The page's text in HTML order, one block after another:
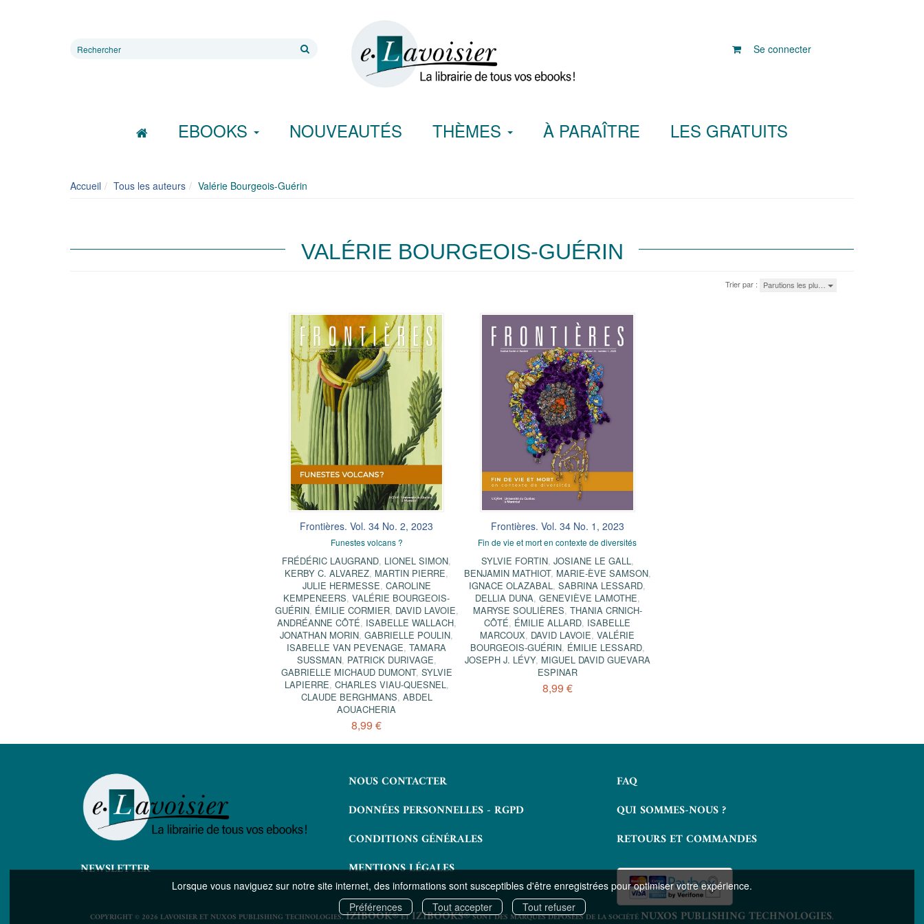
Lorsque vous naviguez sur notre site internet, des informations sont susceptibles d'être enregistrées pour optimiser votre expérience.
Préférences
Tout accepter Tout refuser
Rechercher
Se connecter
EBOOKS NOUVEAUTÉS THÈMES À PARAÎTRE LES GRATUITS
Accueil Tous les auteurs Valérie Bourgeois-Guérin
VALÉRIE BOURGEOIS-GUÉRIN
Trier par : Parutions les plu…
Frontières. Vol. 34 No. 2, 2023
Funestes volcans ?
FRÉDÉRIC LAUGRAND, LIONEL SIMON,
KERBY C. ALVAREZ, MARTIN PIERRE,
JULIE HERMESSE, CAROLINE
KEMPENEERS,VALÉRIE BOURGEOIS-
GUÉRIN, ÉMILIE CORMIER, DAVID LAVOIE,
ANDRÉANNE CÔTÉ, ISABELLE WALLACH,
JONATHAN MORIN,GABRIELLE POULIN,
ISABELLE VAN PEVENAGE,TAMARA
SUSSMAN, PATRICK DURIVAGE,
GABRIELLE MICHAUD DUMONT, SYLVIE
LAPIERRE, CHARLES VIAU-QUESNEL ,
CLAUDE BERGHMANS, ABDEL
AOUACHERIA
8,99 €
Frontières. Vol. 34 No. 1, 2023
Fin de vie et mort en contexte de diversités
SYLVIE FORTIN, JOSIANE LE GALL ,
BENJAMIN MATHIOT, MARIE-ÈVE SAMSON,
IGNACE OLAZABAL ,SABRINA LESSARD,
DELLIA DUNA, GENEVIÈVE LAMOTHE,
MARYSE SOULIÈRES, THANIA CRNICH-
CÔTÉ, ÉMILIE ALLARD, ISABELLE
MARCOUX, DAVID LAVOIE,VALÉRIE
BOURGEOIS-GUÉRIN, ÉMILIE LESSARD,
JOSEPH J. LÉVY, MIGUEL DAVID GUEVARA
ESPINAR
8,99 €
NEWSLETTER
NOUS CONTACTER
DONNÉES PERSONNELLES - RGPD
CONDITIONS GÉNÉRALES
MENTIONS LÉGALES
FAQ
QUI SOMMES-NOUS ?
RETOURS ET COMMANDES
COPYRIGHT © 2026 LAVOISIER ET NUXOS PUBLISHING TECHNOLOGIES.IZIBOOK®ETIZIBOOKS®SONT DES MARQUES DÉPOSÉES DE LA SOCIÉTÉ NUXOS PUBLISHING TECHNOLOGIES.